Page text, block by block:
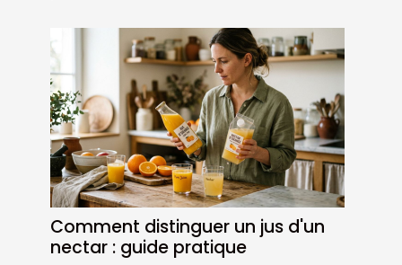
Comment distinguer un jus d'un
nectar : guide pratique